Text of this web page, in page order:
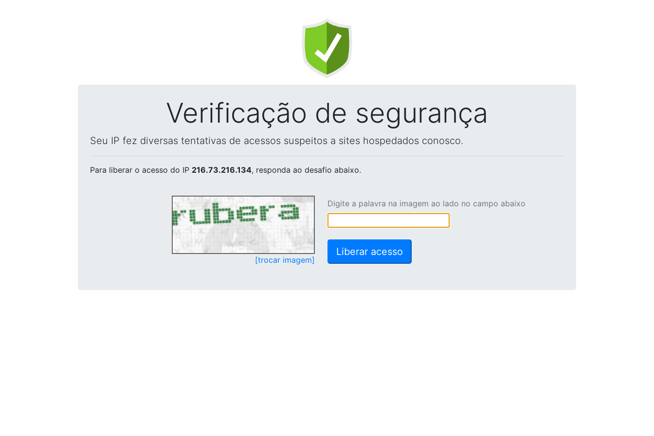
Verificação de segurança
Seu IP fez diversas tentativas de acessos suspeitos a sites hospedados conosco.
Para liberar o acesso do IP 216.73.216.134, responda ao desafio abaixo.
[trocar imagem]
Digite a palavra na imagem ao lado no campo abaixo